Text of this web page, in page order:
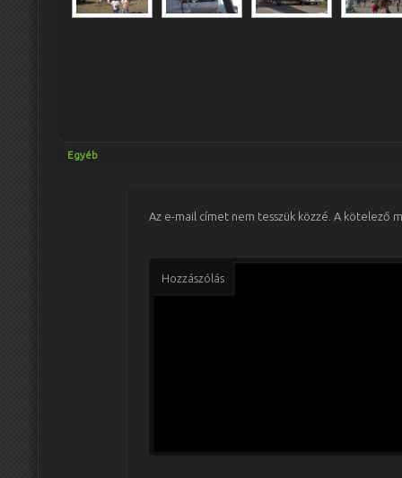
Egyéb
Az e-mail címet nem tesszük közzé. A kötelező
Hozzászólás